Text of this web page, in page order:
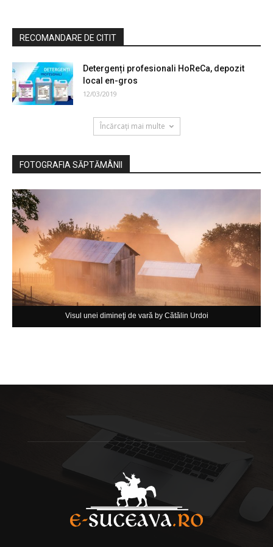
RECOMANDARE DE CITIT
Detergenți profesionali HoReCa, depozit
local en-gros
12/03/2019
Încărcați mai multe
FOTOGRAFIA SĂPTĂMÂNII
Visul unei dimineţi de vară by Cătălin Urdoi